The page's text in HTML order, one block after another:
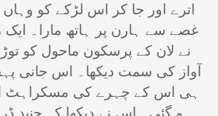
اترے اور جا کر اس لڑکے کو
غصے سے ہارن پر ہاتھ مارا۔ ایک
نے لان کے پرسکون ماحول کو
آواز کی سمت دیکھا۔ اس جانی
ہی اس کے چہرے کی مسکراہٹ
ہو گئی۔ اس نے دیکھا کہ جنید